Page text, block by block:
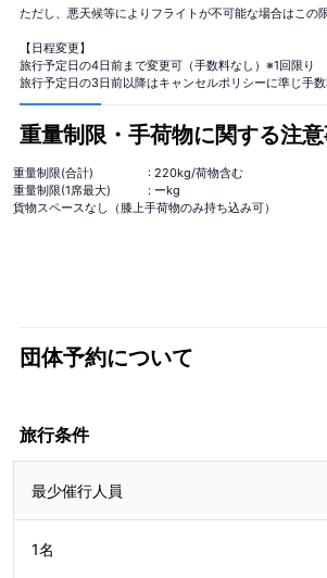
ただし、悪天候等によりフライトが不可能な場合はこの
【日程変更】
旅行予定日の4日前まで変更可（手数料なし）※1回限り
旅行予定日の3日前以降はキャンセルポリシーに準じ手数
重量制限・手荷物に関する注
重量制限(合計)
: 220kg/荷物含む
重量制限(1席最大)
: ーkg
貨物スペースなし（膝上手荷物のみ持ち込み可）
団体予約について
旅行条件
最少催行人員
1名